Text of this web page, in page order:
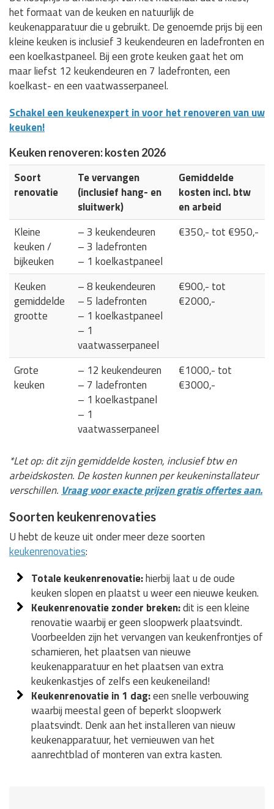
het formaat van de keuken en natuurlijk de
keukenapparatuur die u gebruikt. De genoemde prijs bij een
kleine keuken is inclusief 3 keukendeuren en ladefronten en
een koelkastpaneel. Bij een grote keuken gaat het om
maar liefst 12 keukendeuren en 7 ladefronten, een
koelkast- en een vaatwasserpaneel.
Schakel een keukenexpert in voor het renoveren van uw
keuken!
Keuken renoveren: kosten 2026
Soort
renovatie
Te vervangen
(inclusief hang- en
sluitwerk)
Gemiddelde
kosten incl. btw
en arbeid
Kleine
keuken /
bijkeuken
– 3 keukendeuren
– 3 ladefronten
– 1 koelkastpaneel
€350,- tot €950,-
Keuken
gemiddelde
grootte
– 8 keukendeuren
– 5 ladefronten
– 1 koelkastpaneel
– 1
vaatwasserpaneel
€900,- tot
€2000,-
Grote
keuken
– 12 keukendeuren
– 7 ladefronten
– 1 koelkastpanel
– 1
vaatwasserpaneel
€1000,- tot
€3000,-
*Let op: dit zijn gemiddelde kosten, inclusief btw en
arbeidskosten. De kosten kunnen per keukeninstallateur
verschillen. Vraag voor exacte prijzen gratis offertes aan.
Soorten keukenrenovaties
U hebt de keuze uit onder meer deze soorten
keukenrenovaties:
Totale keukenrenovatie:hierbij laat u de oude
keuken slopen en plaatst u weer een nieuwe keuken.
Keukenrenovatie zonder breken:dit is een kleine
renovatie waarbij er geen sloopwerk plaatsvindt.
Voorbeelden zijn het vervangen van keukenfrontjes of
scharnieren, het plaatsen van nieuwe
keukenapparatuur en het plaatsen van extra
keukenkastjes of zelfs een keukeneiland!
Keukenrenovatie in 1 dag:een snelle verbouwing
waarbij meestal geen of beperkt sloopwerk
plaatsvindt. Denk aan het installeren van nieuw
keukenapparatuur, het vernieuwen van het
aanrechtblad of monteren van extra kasten.